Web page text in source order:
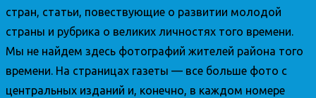
стран, статьи, повествующие о развитии молодой
страны и рубрика о великих личностях того времени.
Мы не найдем здесь фотографий жителей района того
времени. На страницах газеты — все больше фото с
центральных изданий и, конечно, в каждом номере